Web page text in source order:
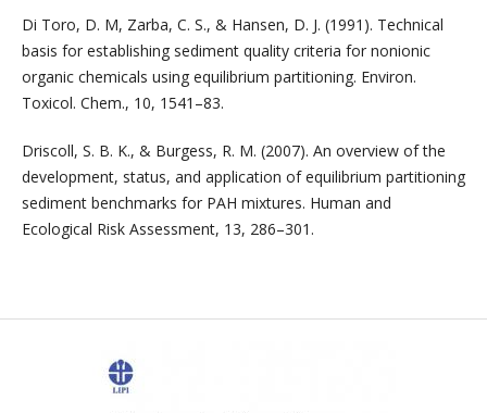
Di Toro, D. M, Zarba, C. S., & Hansen, D. J. (1991). Technical
basis for establishing sediment quality criteria for nonionic
organic chemicals using equilibrium partitioning. Environ.
Toxicol. Chem., 10, 1541–83.
Driscoll, S. B. K., & Burgess, R. M. (2007). An overview of the
development, status, and application of equilibrium partitioning
sediment benchmarks for PAH mixtures. Human and
Ecological Risk Assessment, 13, 286–301.